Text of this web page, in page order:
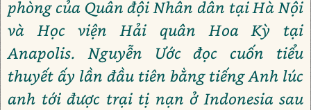
phòng của Quân đội Nhân dân tại Hà Nội
và Học viện Hải quân Hoa Kỳ tại
Anapolis. Nguyễn Ước đọc cuốn tiểu
thuyết ấy lần đầu tiên bằng tiếng Anh lúc
anh tới được trại tị nạn ở Indonesia sau